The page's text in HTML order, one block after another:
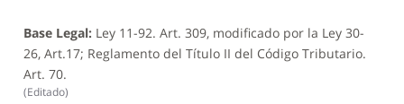
Base Legal:Ley 11-92. Art. 309, modificado por la Ley 30-
26, Art.17; Reglamento del Título II del Código Tributario.
Art. 70.
(Editado)